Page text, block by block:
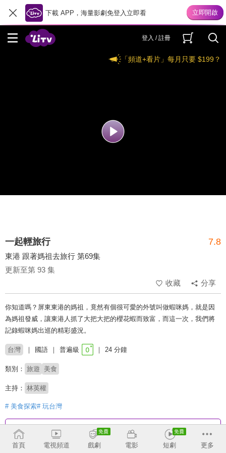
下載 APP，海量影劇免登入立即看
登入 / 註冊
「頻道+看片」每月只要 $199？
一起輕旅行 7.8
東港 跟著媽祖去旅行 第69集
更新至第 93 集
收藏
分享
你知道嗎？屏東東港的媽祖，竟然有個很可愛的外號叫做蝦咪媽，就是因
為媽祖發威，讓東港人抓了大把大把的櫻花蝦而致富，而這一次，我們將
記錄蝦咪媽出巡的精彩盛況。
台灣 國語 普遍級 24 分鐘
類別： 旅遊 美食
主持： 林英權
# 美食探索# 玩台灣
收回
首頁 電視頻道 戲劇 電影 短劇 更多